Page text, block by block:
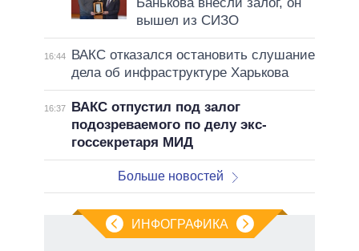
Банькова внесли залог, он
вышел из СИЗО
16:44
ВАКС отказался остановить слушание
дела об инфраструктуре Харькова
16:37
ВАКС отпустил под залог
подозреваемого по делу экс-
госсекретаря МИД
Больше новостей
ИНФОГРАФИКА